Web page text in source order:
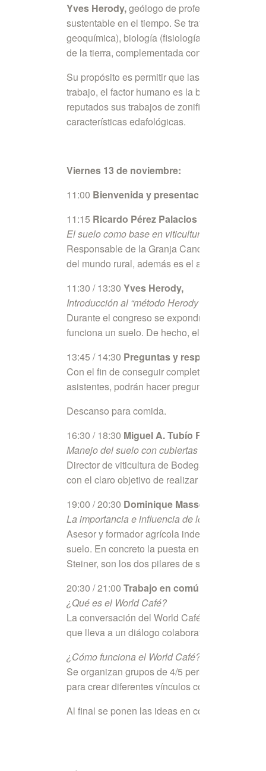
Yves Herody,geólogo de profesión, ha
sustentable en el tiempo. Se trata del
geoquímica), biología (fisiología, bioquímica y
de la tierra, complementada con medidas
Su propósito es permitir que las personas
trabajo, el factor humano es la base para una
reputados sus trabajos de zonificación en
características edafológicas.
Viernes 13 de noviembre:
11:00 Bienvenida y presentación.
11:15 Ricardo Pérez Palacios
El suelo como base en viticultura y el bosque
Responsable de la Granja Cando y su
del mundo rural, además es el anfitrión de
11:30 / 13:30 Yves Herody,
Introducción al “método Herody”:
Durante el congreso se expondrá el método a
funciona un suelo. De hecho, el secreto de la
13:45 / 14:30 Preguntas y respuestas con
Con el fin de conseguir completar un
asistentes, podrán hacer preguntas clave
Descanso para comida.
16:30 / 18:30 Miguel A. Tubío Fernández
Manejo del suelo con cubiertas vegetales en
Director de viticultura de Bodegas Martín
con el claro objetivo de realizar una viticultura
19:00 / 20:30 Dominique Massenot.
La importancia e influencia de los preparados
Asesor y formador agrícola independiente, ha
suelo. En concreto la puesta en práctica del “
Steiner, son los dos pilares de su propuesta.
20:30 / 21:00 Trabajo en común, world café.
¿Qué es el World Café?
La conversación del World Café es una forma
que lleva a un diálogo colaborativo, donde se
¿Cómo funciona el World Café?
Se organizan grupos de 4/5 personas con
para crear diferentes vínculos con diferentes
Al final se ponen las ideas en común con el